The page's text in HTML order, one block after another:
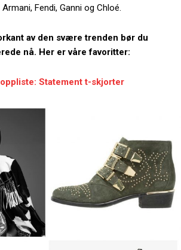
Fendi, Ganni og Chloé.
av den svære trenden bør du
nå. Her er våre favoritter:
Statement t-skjorter